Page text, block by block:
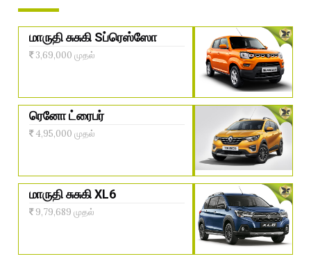
மாருதி சுசுகி Sப்ரெஸ்ஸோ
3,69,000 முதல்
ரெனோ ட்ரைபர்
4,95,000 முதல்
மாருதி சுசுகி XL6
9,79,689 முதல்